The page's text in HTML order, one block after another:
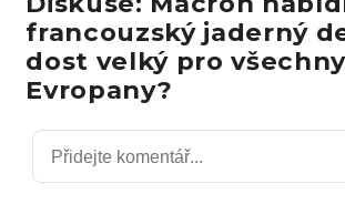
francouzský jaderný
dost velký pro všechny
Evropany?